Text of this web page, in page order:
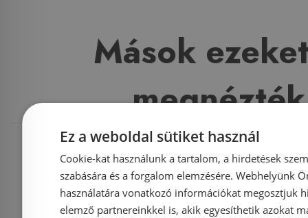
Mások
megnézték
Rendelésre Rendelésre
Ez a weboldal sütiket használ
Cookie-kat használunk a tartalom, a hirdetések
szabására és a forgalom elemzésére. Webhelyünk
használatára vonatkozó információkat megosztjuk
elemző partnereinkkel is, akik egyesíthetik azokat